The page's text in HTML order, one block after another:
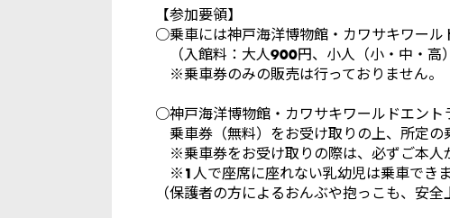
【参加要領】
○乗車には神戸海洋博物館・カワサキワール
（入館料：大人900円、小人（小・中・高
※乗車券のみの販売は行っておりません。
○神戸海洋博物館・カワサキワールドエント
乗車券（無料）をお受け取りの上、所定の
※乗車券をお受け取りの際は、必ずご本人
※1人で座席に座れない乳幼児は乗車でき
（保護者の方によるおんぶや抱っこも、安